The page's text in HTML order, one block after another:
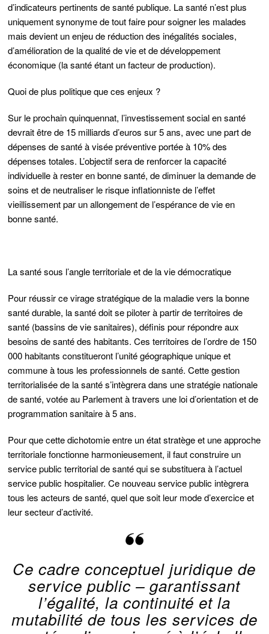
d’indicateurs pertinents de santé publique. La santé n’est plus
uniquement synonyme de tout faire pour soigner les malades
mais devient un enjeu de réduction des inégalités sociales,
d’amélioration de la qualité de vie et de développement
économique (la santé étant un facteur de production).
Quoi de plus politique que ces enjeux ?
Sur le prochain quinquennat, l’investissement social en santé
devrait être de 15 milliards d’euros sur 5 ans, avec une part de
dépenses de santé à visée préventive portée à 10% des
dépenses totales. L’objectif sera de renforcer la capacité
individuelle à rester en bonne santé, de diminuer la demande de
soins et de neutraliser le risque inflationniste de l’effet
vieillissement par un allongement de l’espérance de vie en
bonne santé.
La santé sous l’angle territoriale et de la vie démocratique
Pour réussir ce virage stratégique de la maladie vers la bonne
santé durable, la santé doit se piloter à partir de territoires de
santé (bassins de vie sanitaires), définis pour répondre aux
besoins de santé des habitants. Ces territoires de l’ordre de 150
000 habitants constitueront l’unité géographique unique et
commune à tous les professionnels de santé. Cette gestion
territorialisée de la santé s’intègrera dans une stratégie nationale
de santé, votée au Parlement à travers une loi d’orientation et de
programmation sanitaire à 5 ans.
Pour que cette dichotomie entre un état stratège et une approche
territoriale fonctionne harmonieusement, il faut construire un
service public territorial de santé qui se substituera à l’actuel
service public hospitalier. Ce nouveau service public intègrera
tous les acteurs de santé, quel que soit leur mode d’exercice et
leur secteur d’activité.
Ce cadre conceptuel juridique de
service public – garantissant
l’égalité, la continuité et la
mutabilité de tous les services de